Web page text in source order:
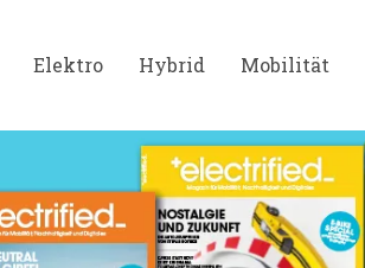
Elektro Hybrid Mobilität